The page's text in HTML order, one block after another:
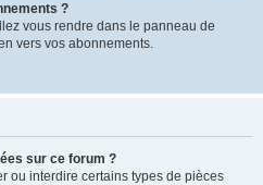
?
vous rendre dans le panneau de
vers vos abonnements.
sur ce forum ?
ou interdire certains types de pièces